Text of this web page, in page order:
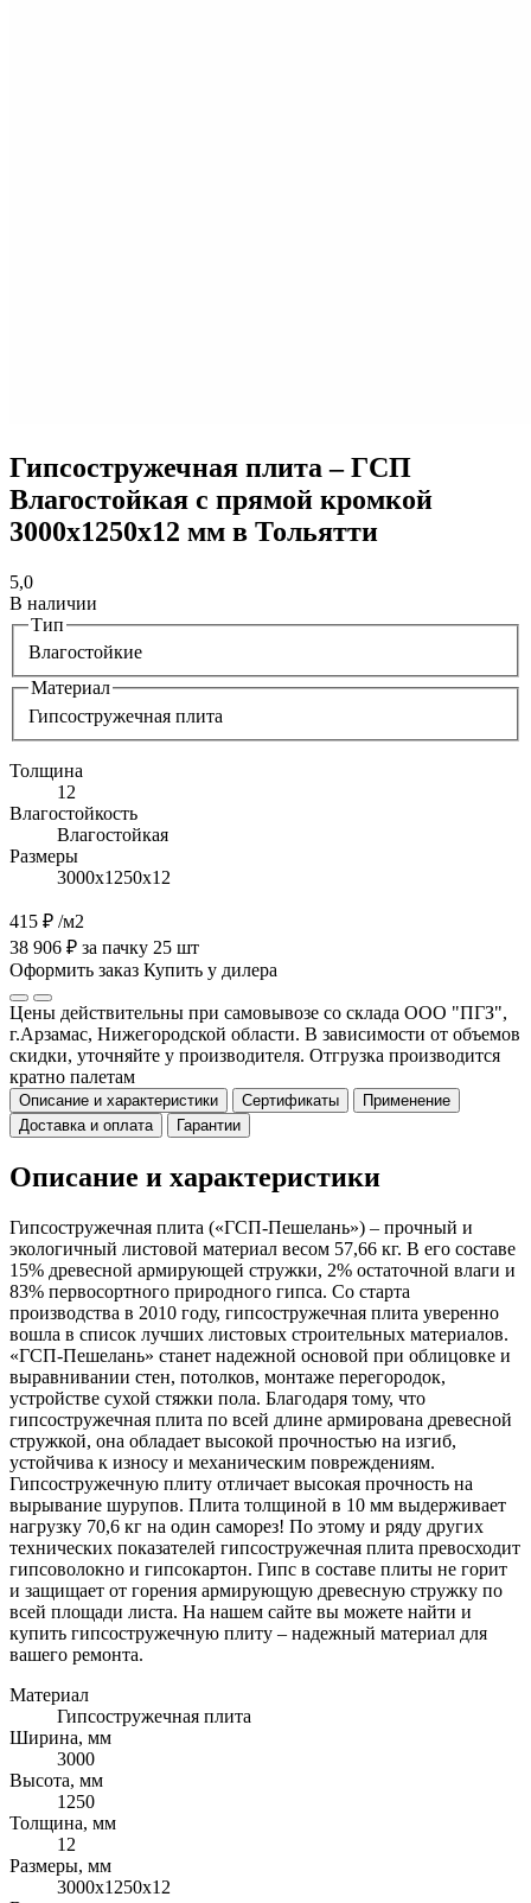
Гипсостружечная плита – ГСП
Влагостойкая с прямой кромкой
3000х1250х12 мм в Тольятти
5,0
В наличии
Тип
Влагостойкие
Материал
Гипсостружечная плита
Толщина
12
Влагостойкость
Влагостойкая
Размеры
3000х1250х12
415 ₽ /м2
38 906 ₽ за пачку 25 шт
Оформить заказ Купить у дилера
Цены действительны при самовывозе со склада ООО "ПГЗ",
г.Арзамас, Нижегородской области. В зависимости от объемов
скидки, уточняйте у производителя. Отгрузка производится
кратно палетам
Описание и характеристики Сертификаты
Применение
Доставка и оплата
Гарантии
Описание и характеристики
Гипсостружечная плита («ГСП-Пешелань») – прочный и
экологичный листовой материал весом 57,66 кг. В его составе
15% древесной армирующей стружки, 2% остаточной влаги и
83% первосортного природного гипса. Со старта
производства в 2010 году, гипсостружечная плита уверенно
вошла в список лучших листовых строительных материалов.
«ГСП-Пешелань» станет надежной основой при облицовке и
выравнивании стен, потолков, монтаже перегородок,
устройстве сухой стяжки пола. Благодаря тому, что
гипсостружечная плита по всей длине армирована древесной
стружкой, она обладает высокой прочностью на изгиб,
устойчива к износу и механическим повреждениям.
Гипсостружечную плиту отличает высокая прочность на
вырывание шурупов. Плита толщиной в 10 мм выдерживает
нагрузку 70,6 кг на один саморез! По этому и ряду других
технических показателей гипсостружечная плита превосходит
гипсоволокно и гипсокартон. Гипс в составе плиты не горит
и защищает от горения армирующую древесную стружку по
всей площади листа. На нашем сайте вы можете найти и
купить гипсостружечную плиту – надежный материал для
вашего ремонта.
Материал
Гипсостружечная плита
Ширина, мм
3000
Высота, мм
1250
Толщина, мм
12
Размеры, мм
3000х1250х12